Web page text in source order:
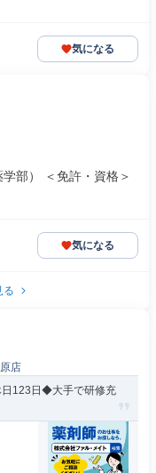
気になる
部） ＜免許・資格＞
気になる
る
店
日123日◆大手で研修充